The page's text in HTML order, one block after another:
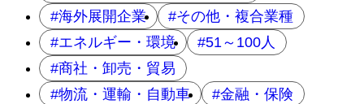
海外展開企業
その他・複合業種
エネルギー・環境
51～100人
商社・卸売・貿易
物流・運輸・自動車
金融・保険